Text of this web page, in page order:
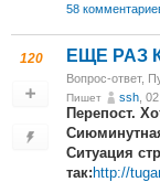
58
120 ЕЩЕ РАЗ
Вопрос-ответ,
Пишет ssh ,
Перепост.
Ситуация
так:http://